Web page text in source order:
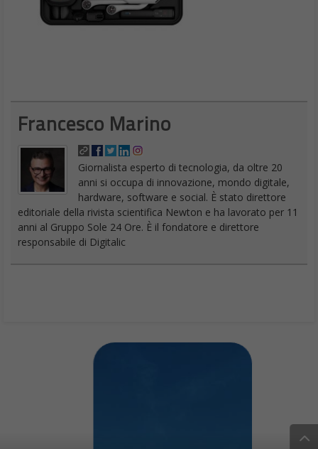
Francesco Marino
Giornalista esperto di tecnologia, da oltre 20
anni si occupa di innovazione, mondo digitale,
hardware, software e social. È stato direttore
editoriale della rivista scientifica Newton e ha lavorato per 11
anni al Gruppo Sole 24 Ore. È il fondatore e direttore
responsabile di Digitalic